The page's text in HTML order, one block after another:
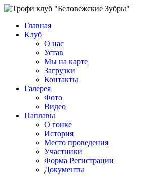
Главная
Клуб
О нас
Устав
Мы на карте
Загрузки
Контакты
Галерея
Фото
Видео
Паплавы
О гонке
История
Место проведения
Участники
Форма Регистрации
Документы